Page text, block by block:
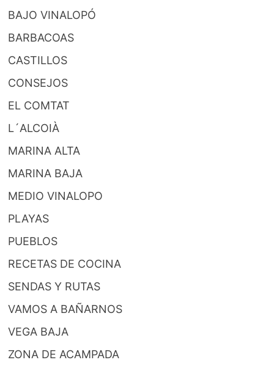
BAJO VINALOPÓ
BARBACOAS
CASTILLOS
CONSEJOS
EL COMTAT
L´ALCOIÀ
MARINA ALTA
MARINA BAJA
MEDIO VINALOPO
PLAYAS
PUEBLOS
RECETAS DE COCINA
SENDAS Y RUTAS
VAMOS A BAÑARNOS
VEGA BAJA
ZONA DE ACAMPADA